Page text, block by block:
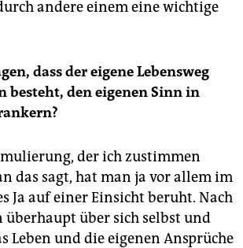
andere einem eine wichtige
dass der eigene Lebensweg
besteht, den eigenen Sinn in
der ich zustimmen
das sagt, hat man ja vor allem im
Ja auf einer Einsicht beruht. Nach
überhaupt über sich selbst und
Leben und die eigenen Ansprüche